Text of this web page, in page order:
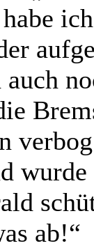
ab!“